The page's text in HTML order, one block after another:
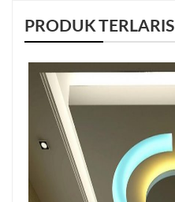
PRODUK TERLARIS